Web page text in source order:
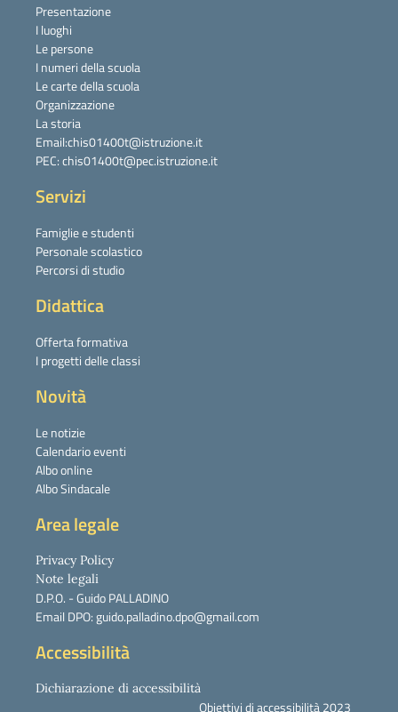
Presentazione
I luoghi
Le persone
I numeri della scuola
Le carte della scuola
Organizzazione
La storia
Email:chis01400t@istruzione.it
PEC: chis01400t@pec.istruzione.it
Servizi
Famiglie e studenti
Personale scolastico
Percorsi di studio
Didattica
Offerta formativa
I progetti delle classi
Novità
Le notizie
Calendario eventi
Albo online
Albo Sindacale
Area legale
Privacy Policy
Note legali
D.P.O. - Guido PALLADINO
Email DPO: guido.palladino.dpo@gmail.com
Accessibilità
Dichiarazione di accessibilità
Obiettivi di accessibilità 2023